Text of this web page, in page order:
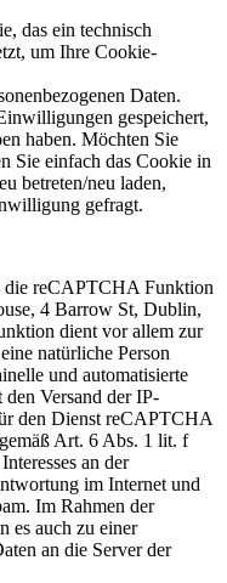
das ein technisch
um Ihre Cookie-
Daten.
gespeichert,
haben. Möchten Sie
Sie einfach das Cookie in
betreten/neu laden,
gefragt.
die reCAPTCHA Funktion
4 Barrow St, Dublin,
dient vor allem zur
natürliche Person
und automatisierte
Versand der IP-
den Dienst reCAPTCHA
Art. 6 Abs. 1 lit. f
an der
im Internet und
Im Rahmen der
es auch zu einer
an die Server der